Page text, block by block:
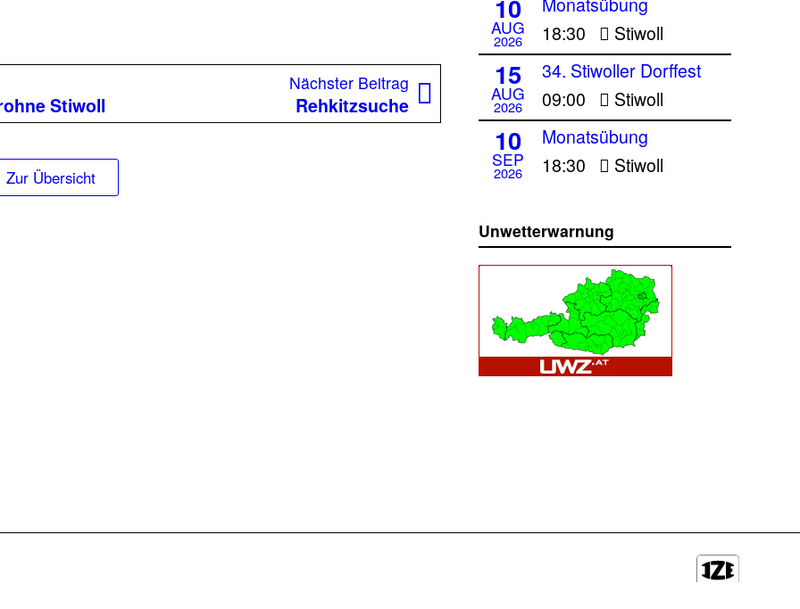
Stiwoll
Nächster Beitrag Nächster
Beitrag:
Rehkitzsuche
Zur Übersicht
10
AUG
2026
18:30
Stiwoll
15
AUG
2026
34. Stiwoller Dorffest
09:00
Stiwoll
10
SEP
2026
Monatsübung
18:30
Stiwoll
Unwetterwarnung